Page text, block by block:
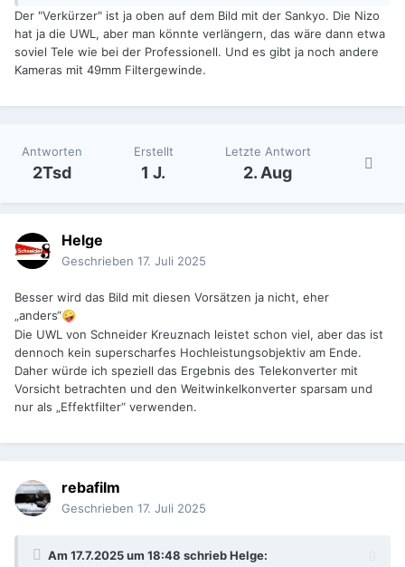
Der "Verkürzer" ist ja oben auf dem Bild mit der Sankyo. Die Nizo
hat ja die UWL, aber man könnte verlängern, das wäre dann etwa
soviel Tele wie bei der Professionell. Und es gibt ja noch andere
Kameras mit 49mm Filtergewinde.
Antworten
2Tsd
Erstellt
1 J.
Letzte Antwort
2. Aug
Helge
Geschrieben 17. Juli 2025
Besser wird das Bild mit diesen Vorsätzen ja nicht, eher
„anders“🤪
Die UWL von Schneider Kreuznach leistet schon viel, aber das ist
dennoch kein superscharfes Hochleistungsobjektiv am Ende.
Daher würde ich speziell das Ergebnis des Telekonverter mit
Vorsicht betrachten und den Weitwinkelkonverter sparsam und
nur als „Effektfilter“ verwenden.
rebafilm
Geschrieben 17. Juli 2025
Am 17.7.2025 um 18:48 schriebHelge: